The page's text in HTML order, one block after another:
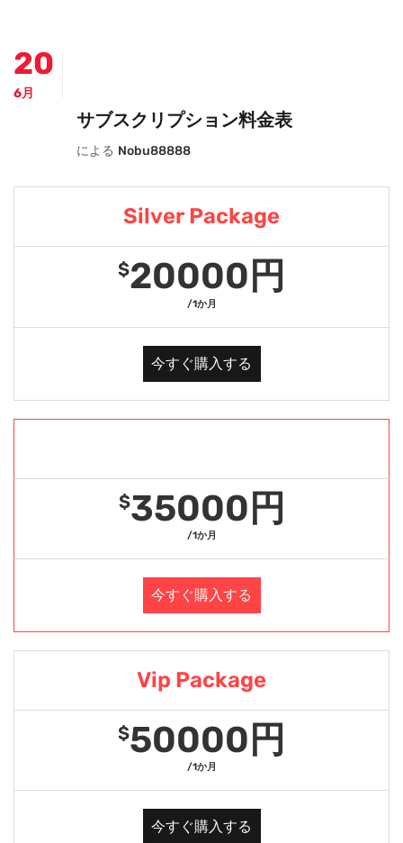
20
6月
サブスクリプション料金表
による Nobu88888
Silver Package
$20000円
/1か月
今すぐ購入する
$35000円
/1か月
今すぐ購入する
Vip Package
$50000円
/1か月
今すぐ購入する